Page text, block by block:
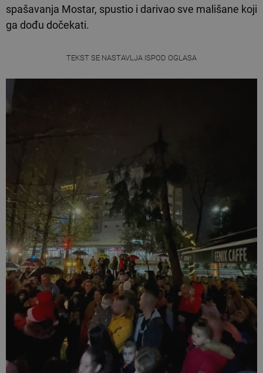
spašavanja Mostar, spustio i darivao sve mališane koji
ga dođu dočekati.
TEKST SE NASTAVLJA ISPOD OGLASA